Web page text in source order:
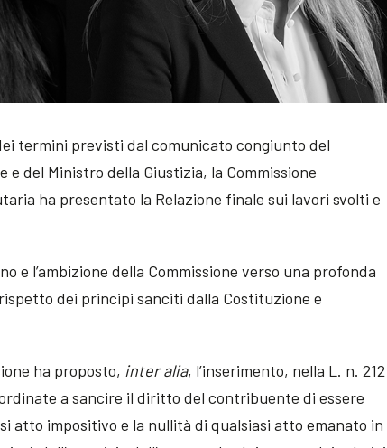
termini previsti dal comunicato congiunto del
e del Ministro della Giustizia, la Commissione
ha presentato la Relazione finale sui lavori svolti e
e l’ambizione della Commissione verso una profonda
dei principi sanciti dalla Costituzione e
ha proposto, inter alia, l’inserimento, nella L. n. 212
a sancire il diritto del contribuente di essere
atto impositivo e la nullità di qualsiasi atto emanato in